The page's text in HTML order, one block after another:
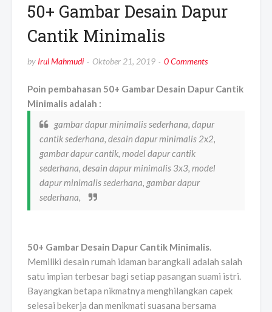
50+ Gambar Desain Dapur
Cantik Minimalis
by Irul Mahmudi Oktober 21, 2019 0 Comments
Poin pembahasan 50+ Gambar Desain Dapur Cantik
Minimalis adalah :
gambar dapur minimalis sederhana, dapur
cantik sederhana, desain dapur minimalis 2x2,
gambar dapur cantik, model dapur cantik
sederhana, desain dapur minimalis 3x3, model
dapur minimalis sederhana, gambar dapur
sederhana,
50+ Gambar Desain Dapur Cantik Minimalis.
Memiliki desain rumah idaman barangkali adalah salah
satu impian terbesar bagi setiap pasangan suami istri.
Bayangkan betapa nikmatnya menghilangkan capek
selesai bekerja dan menikmati suasana bersama